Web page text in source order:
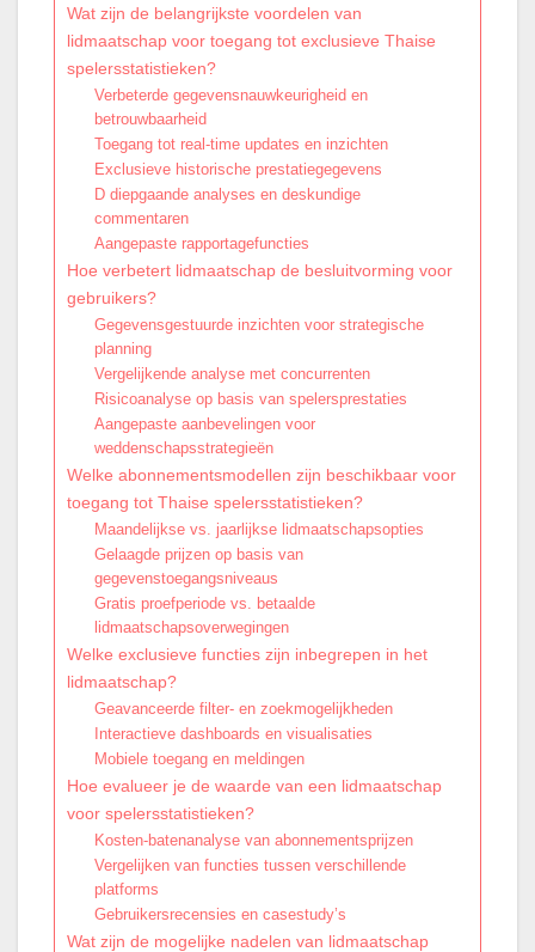
Wat zijn de belangrijkste voordelen van
lidmaatschap voor toegang tot exclusieve Thaise
spelersstatistieken?
Verbeterde gegevensnauwkeurigheid en
betrouwbaarheid
Toegang tot real-time updates en inzichten
Exclusieve historische prestatiegegevens
D diepgaande analyses en deskundige
commentaren
Aangepaste rapportagefuncties
Hoe verbetert lidmaatschap de besluitvorming voor
gebruikers?
Gegevensgestuurde inzichten voor strategische
planning
Vergelijkende analyse met concurrenten
Risicoanalyse op basis van spelersprestaties
Aangepaste aanbevelingen voor
weddenschapsstrategieën
Welke abonnementsmodellen zijn beschikbaar voor
toegang tot Thaise spelersstatistieken?
Maandelijkse vs. jaarlijkse lidmaatschapsopties
Gelaagde prijzen op basis van
gegevenstoegangsniveaus
Gratis proefperiode vs. betaalde
lidmaatschapsoverwegingen
Welke exclusieve functies zijn inbegrepen in het
lidmaatschap?
Geavanceerde filter- en zoekmogelijkheden
Interactieve dashboards en visualisaties
Mobiele toegang en meldingen
Hoe evalueer je de waarde van een lidmaatschap
voor spelersstatistieken?
Kosten-batenanalyse van abonnementsprijzen
Vergelijken van functies tussen verschillende
platforms
Gebruikersrecensies en casestudy’s
Wat zijn de mogelijke nadelen van lidmaatschap